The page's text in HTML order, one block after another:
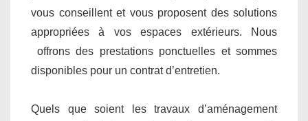
vous conseillent et vous proposent des solutions
appropriées à vos espaces extérieurs. Nous
offrons des prestations ponctuelles et sommes
disponibles pour un contrat d’entretien.
Quels que soient les travaux d’aménagement